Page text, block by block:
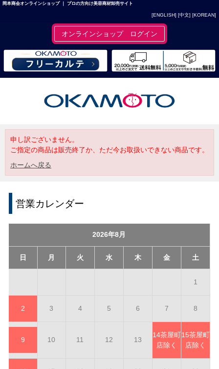
岡本商会オンラインショップ ｜ プロの方向け美容商材卸売サイト
[ENGLISH] [中文] [KOREAN]
オンラインショップ ログイン
申し訳ございません。
ご指定の商品は販売終了か、ただ今お取扱いできない商品です。
ホームへ戻る
営業カレンダー
2026年8月
日 月 火 水 木 金 土
1
2 3 4 5 6 7 8
9 10 11 12 13
14茶屋町
店除く
15茶屋町
店除く